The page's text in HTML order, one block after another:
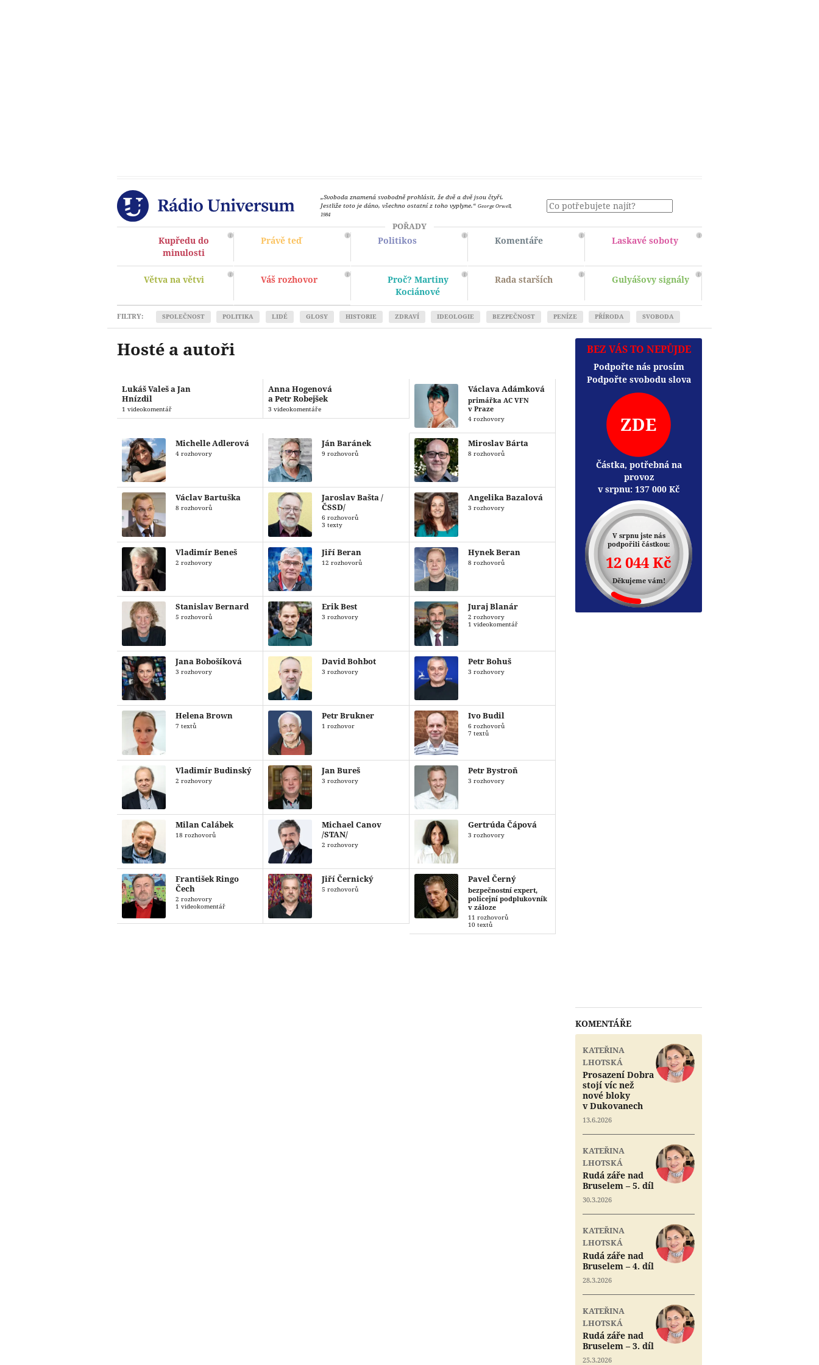
„Svoboda znamená svobodně prohlásit, že dvě a dvě jsou čtyři.
Jestliže toto je dáno, všechno ostatní z toho vyplyne.“ George Orwell,
1984
POŘADY
Kupředu do
minulosti
Právě teď Politikos Komentáře Laskavé soboty
Větva na větvi Váš rozhovor
Proč? Martiny
Kociánové
Rada starších Gulyášovy signály
FILTRY: SPOLEČNOST POLITIKA LIDÉ GLOSY HISTORIE ZDRAVÍ IDEOLOGIE BEZPEČNOST PENÍZE PŘÍRODA SVOBODA
Hosté a autoři
Lukáš Valeš a Jan
Hnízdil
1 videokomentář
Anna Hogenová
a Petr Robejšek
3 videokomentáře
Václava Adámková
primářka AC VFN
v Praze
4 rozhovory
Michelle Adlerová
4 rozhovory
Ján Baránek
9 rozhovorů
Miroslav Bárta
8 rozhovorů
Václav Bartuška
8 rozhovorů
Jaroslav Bašta /
ČSSD/
6 rozhovorů
3 texty
Angelika Bazalová
3 rozhovory
Vladimír Beneš
2 rozhovory
Jiří Beran
12 rozhovorů
Hynek Beran
8 rozhovorů
Stanislav Bernard
5 rozhovorů
Erik Best
3 rozhovory
Juraj Blanár
2 rozhovory
1 videokomentář
Jana Bobošíková
3 rozhovory
David Bohbot
3 rozhovory
Petr Bohuš
3 rozhovory
Helena Brown
7 textů
Petr Brukner
1 rozhovor
Ivo Budil
6 rozhovorů
7 textů
Vladimír Budinský
2 rozhovory
Jan Bureš
3 rozhovory
Petr Bystroň
3 rozhovory
Milan Calábek
18 rozhovorů
Michael Canov
/STAN/
2 rozhovory
Gertrúda Čápová
3 rozhovory
František Ringo
Čech
2 rozhovory
1 videokomentář
Jiří Černický
5 rozhovorů
Pavel Černý
bezpečnostní expert,
policejní podplukovník
v záloze
11 rozhovorů
10 textů
BEZ VÁS TO NEPŮJDE
Podpořte nás prosím
Podpořte svobodu slova
ZDE
Částka, potřebná na
provoz
v srpnu: 137 000 Kč
V srpnu jste nás
podpořili částkou:
12 044 Kč
Děkujeme vám!
KOMENTÁŘE
KATEŘINA
LHOTSKÁ
Prosazení Dobra
stojí víc než
nové bloky
v Dukovanech
13.6.2026
KATEŘINA
LHOTSKÁ
Rudá záře nad
Bruselem – 5. díl
30.3.2026
KATEŘINA
LHOTSKÁ
Rudá záře nad
Bruselem – 4. díl
28.3.2026
KATEŘINA
LHOTSKÁ
Rudá záře nad
Bruselem – 3. díl
25.3.2026